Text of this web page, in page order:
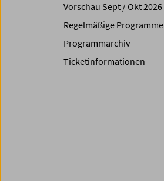
Vorschau Sept / Okt 2026
Regelmäßige Programme
Programmarchiv
Ticketinformationen